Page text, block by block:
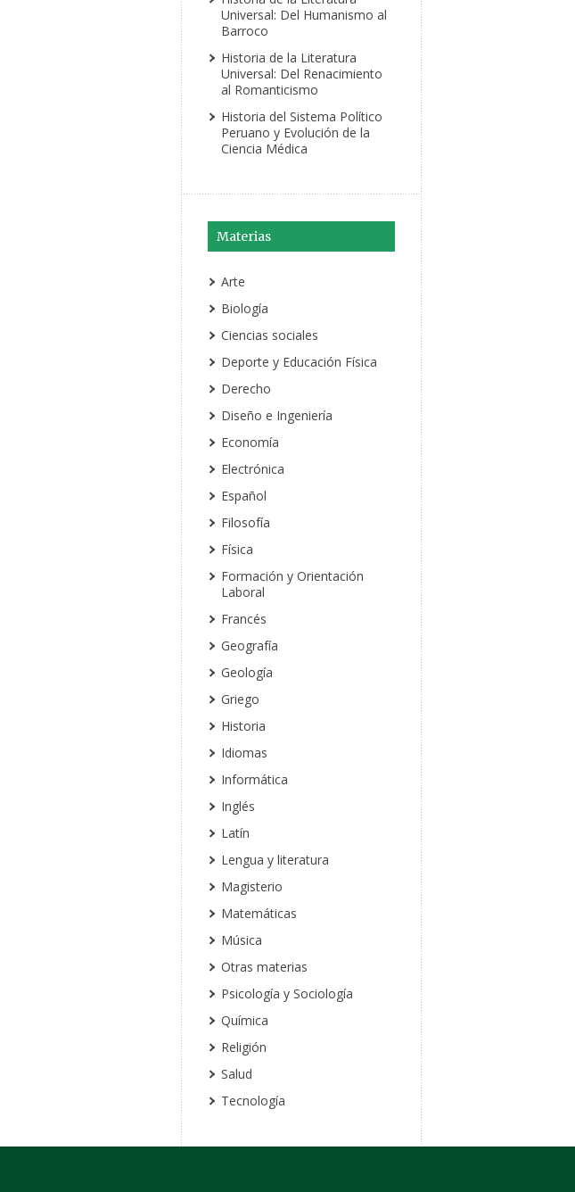
Universal: Del Humanismo al
Barroco
Historia de la Literatura
Universal: Del Renacimiento
al Romanticismo
Historia del Sistema Político
Peruano y Evolución de la
Ciencia Médica
Materias
Arte
Biología
Ciencias sociales
Deporte y Educación Física
Derecho
Diseño e Ingeniería
Economía
Electrónica
Español
Filosofía
Física
Formación y Orientación
Laboral
Francés
Geografía
Geología
Griego
Historia
Idiomas
Informática
Inglés
Latín
Lengua y literatura
Magisterio
Matemáticas
Música
Otras materias
Psicología y Sociología
Química
Religión
Salud
Tecnología